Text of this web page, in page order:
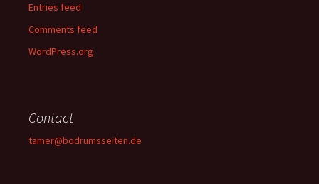
Entries feed
Comments feed
WordPress.org
Contact
tamer@bodrumsseiten.de